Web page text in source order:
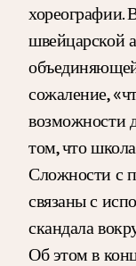
хореографии.
швейцарской
сожаление,
возможности
том, что
Сложности с
связаны с
скандала
Об этом в